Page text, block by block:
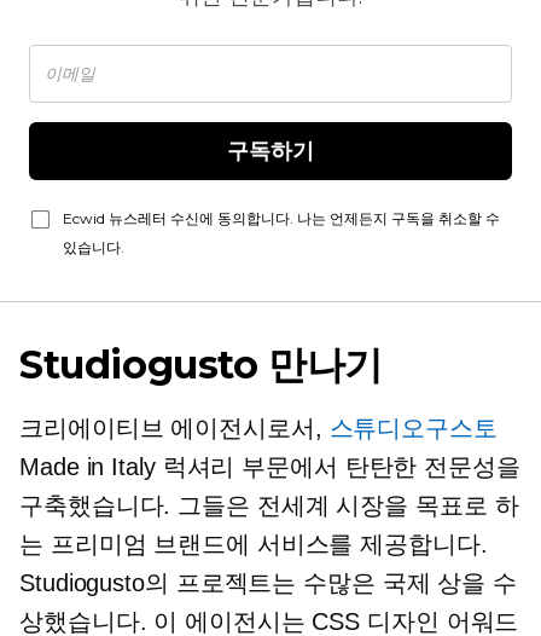
구독하기
Ecwid 뉴스레터 수신에 동의합니다. 나는 언제든지 구독을 취소할 수
있습니다.
Studiogusto 만나기
크리에이티브 에이전시로서, 스튜디오구스토
Made in Italy 럭셔리 부문에서 탄탄한 전문성을
구축했습니다. 그들은 전세계 시장을 목표로 하
는 프리미엄 브랜드에 서비스를 제공합니다.
Studiogusto의 프로젝트는 수많은 국제 상을 수
상했습니다. 이 에이전시는 CSS 디자인 어워드